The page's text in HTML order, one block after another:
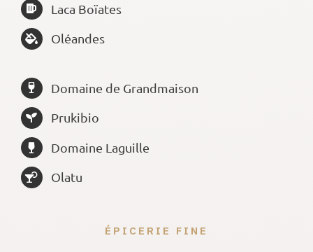
Laca Boïates
Oléandes
Domaine de Grandmaison
Prukibio
Domaine Laguille
Olatu
ÉPICERIE FINE